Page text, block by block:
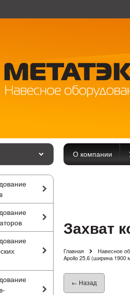
О компании
Захват
Главная Навесное
Apollo 25.6 (ширина 1900
← Назад